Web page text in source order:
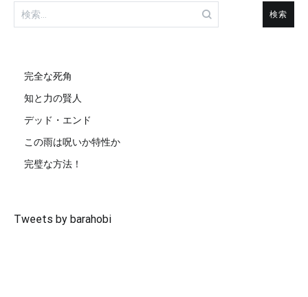
検
索:
完全な死角
知と力の賢人
デッド・エンド
この雨は呪いか特性か
完璧な方法！
Tweets by barahobi